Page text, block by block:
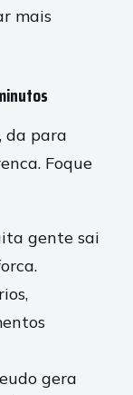
mais
da para
Foque
gente sai
gera